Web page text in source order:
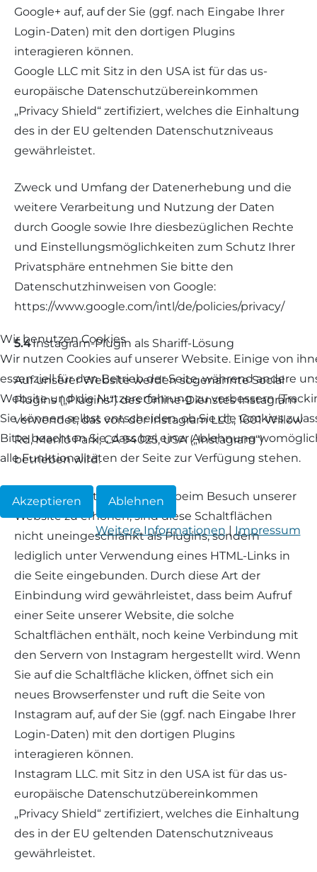
Google+ auf, auf der Sie (ggf. nach Eingabe Ihrer
Login-Daten) mit den dortigen Plugins
interagieren können.
Google LLC mit Sitz in den USA ist für das us-
europäische Datenschutzübereinkommen
„Privacy Shield“ zertifiziert, welches die Einhaltung
des in der EU geltenden Datenschutzniveaus
gewährleistet.
Zweck und Umfang der Datenerhebung und die
weitere Verarbeitung und Nutzung der Daten
durch Google sowie Ihre diesbezüglichen Rechte
und Einstellungsmöglichkeiten zum Schutz Ihrer
Privatsphäre entnehmen Sie bitte den
Datenschutzhinweisen von Google:
https://www.google.com/intl/de/policies/privacy/
5.4Instagram-Plugin als Shariff-Lösung
Auf unserer Website werden sogenannte Social
Plugins („Plugins“) des Online-Dienstes Instagram
verwendet, das von der Instagram LLC., 1601 Willow
Rd, Menlo Park, CA 94025, USA („Instagram“)
betrieben wird.
Um den Schutz Ihrer Daten beim Besuch unserer
Website zu erhöhen, sind diese Schaltflächen
nicht uneingeschränkt als Plugins, sondern
lediglich unter Verwendung eines HTML-Links in
die Seite eingebunden. Durch diese Art der
Einbindung wird gewährleistet, dass beim Aufruf
einer Seite unserer Website, die solche
Schaltflächen enthält, noch keine Verbindung mit
den Servern von Instagram hergestellt wird. Wenn
Sie auf die Schaltfläche klicken, öffnet sich ein
neues Browserfenster und ruft die Seite von
Instagram auf, auf der Sie (ggf. nach Eingabe Ihrer
Login-Daten) mit den dortigen Plugins
interagieren können.
Instagram LLC. mit Sitz in den USA ist für das us-
europäische Datenschutzübereinkommen
„Privacy Shield“ zertifiziert, welches die Einhaltung
des in der EU geltenden Datenschutzniveaus
gewährleistet.
Wir benutzen Cookies
Wir nutzen Cookies auf unserer Website. Einige von
essenziell für den Betrieb der Seite, während andere
Website und die Nutzererfahrung zu verbessern
Sie können selbst entscheiden, ob Sie die Cookies
Bitte beachten Sie, dass bei einer Ablehnung
alle Funktionalitäten der Seite zur Verfügung stehen.
Akzeptieren Ablehnen
Weitere Informationen | Impressum